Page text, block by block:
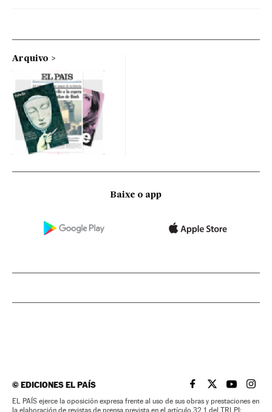
Arquivo
Baixe o app
©EDICIONES EL PAÍS EL PAÍS BRASIL EN
EL PAÍSEL PAÍS
EL
EL PAÍS ejerce la oposición expresa frente al uso de sus obras y prestaciones en